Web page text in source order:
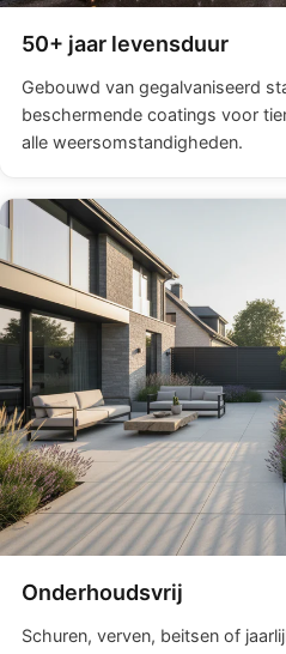
50+ jaar levensduur
Gebouwd van gegalvaniseerd
beschermende coatings voor
alle weersomstandigheden.
Onderhoudsvrij
Schuren, verven, beitsen of